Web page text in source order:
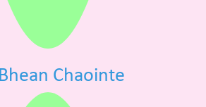
Chaointe